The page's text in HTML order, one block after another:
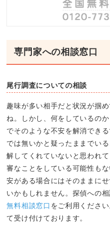
専門家への相談窓口
尾行調査についての相談
趣味が多い相手だと状況が掴
ね。しかし、何をしているの
でそのような不安を解消でき
では無いかと疑ったままでい
解してくれていないと思われ
審なことをしている可能性も
安がある場合にはそのままに
いかもしれません。探偵への
無料相談窓口 をご利用くださ
て受け付けております。